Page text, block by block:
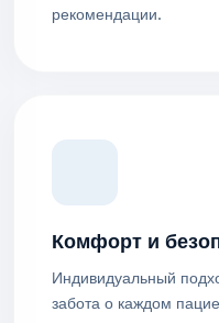
рекомендации.
Комфорт и
Индивидуальный
забота о каждом